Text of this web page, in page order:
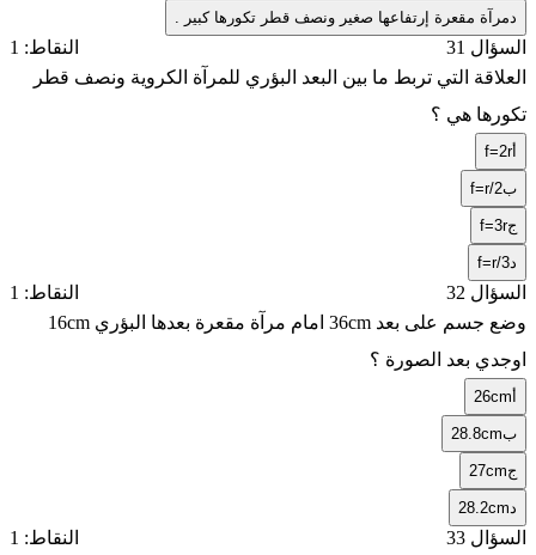
مرآة مقعرة إرتفاعها صغير ونصف قطر تكورها كبير .
السؤال 31
النقاط: 1
العلاقة التي تربط ما بين البعد البؤري للمرآة الكروية ونصف قطر
تكورها هي ؟
f=2r
بf=r/2
جf=3r
f=r/3
السؤال 32
النقاط: 1
وضع جسم على بعد 36cm امام مرآة مقعرة بعدها البؤري 16cm
اوجدي بعد الصورة ؟
26cm
ب28.8cm
ج27cm
28.2cm
السؤال 33
النقاط: 1